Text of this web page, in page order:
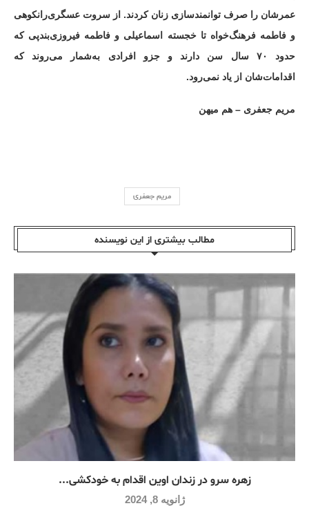
عمرشان را صرف توانمندسازی زنان کردند. از سروت عسگری‌رانکوهی
و فاطمه فرهنگ‌خواه تا خجسته اسماعیلی و فاطمه فیروزی‌بندپی که
حدود ۷۰ سال سن دارند و جزو افرادی به‌شمار می‌روند که
اقدامات‌شان از یاد نمی‌رود.
مریم جعفری – هم میهن
مریم جعفری
مطالب بیشتری از این نویسندە
زهره سرو در زندان اوین اقدام به خودکشی...
ژانویه 8, 2024